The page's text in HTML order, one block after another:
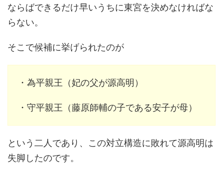
ならばできるだけ早いうちに東宮を決めなければな
らない。
そこで候補に挙げられたのが
・為平親王（妃の父が源高明）
・守平親王（藤原師輔の子である安子が母）
という二人であり、この対立構造に敗れて源高明は
失脚したのです。